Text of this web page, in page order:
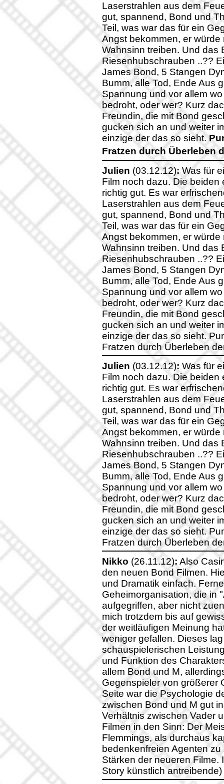
Laserstrahlen aus dem
gut, spannend, Bond und
Teil, was war das für ein
Angst bekommen, er
Wahnsinn treiben. Und das
Riesenhubschrauben ..??
James Bond, 5 Stangen
Bumm, alle Tod, Ende Aus
Spannung und vor allem
bedroht, oder wer? Kurz
Freundin, die mit Bond
gucken sich an und weiter
einzige der das so sieht.
Fratzen durch Überleben
Julien (03.12.12): Was für
Film noch dazu. Die beiden
richtig gut. Es war
Laserstrahlen aus dem
gut, spannend, Bond und
Teil, was war das für ein
Angst bekommen, er
Wahnsinn treiben. Und das
Riesenhubschrauben ..??
James Bond, 5 Stangen
Bumm, alle Tod, Ende Aus
Spannung und vor allem
bedroht, oder wer? Kurz
Freundin, die mit Bond
gucken sich an und weiter
einzige der das so sieht.
Fratzen durch Überleben
Julien (03.12.12): Was für
Film noch dazu. Die beiden
richtig gut. Es war
Laserstrahlen aus dem
gut, spannend, Bond und
Teil, was war das für ein
Angst bekommen, er
Wahnsinn treiben. Und das
Riesenhubschrauben ..??
James Bond, 5 Stangen
Bumm, alle Tod, Ende Aus
Spannung und vor allem
bedroht, oder wer? Kurz
Freundin, die mit Bond
gucken sich an und weiter
einzige der das so sieht.
Fratzen durch Überleben
Nikko (26.11.12): Also
den neuen Bond Filmen.
und Dramatik einfach.
Geheimorganisation, die in
aufgegriffen, aber nicht
mich trotzdem bis auf
der weitläufigen Meinung
weniger gefallen. Dieses
schauspielerischen
und Funktion des
allem Bond und M,
Gegenspieler von größerer
Seite war die Psychologie
zwischen Bond und M gut
Verhältnis zwischen Vader
Filmen in den Sinn: Der
Flemmings, als durchaus
bedenkenfreien Agenten
Stärken der neueren Filme.
Story künstlich